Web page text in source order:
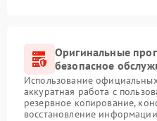
Оригинальные
безопасное
Использование
аккуратная работа с
резервное копирование,
восстановление